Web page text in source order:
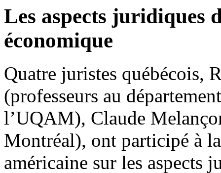
Les aspects juridiques
économique
Quatre juristes québécois,
(professeurs au
l’UQAM), Claude
Montréal), ont participé à
américaine sur les aspects